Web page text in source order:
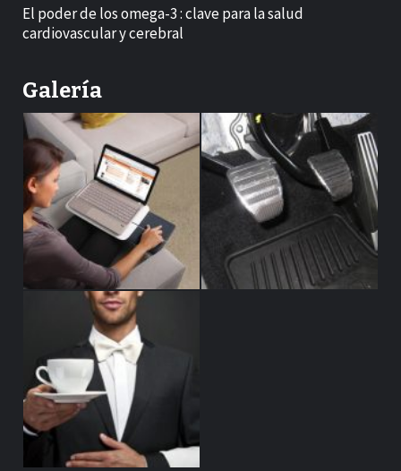
El poder de los omega-3 : clave para la salud
cardiovascular y cerebral
Galería